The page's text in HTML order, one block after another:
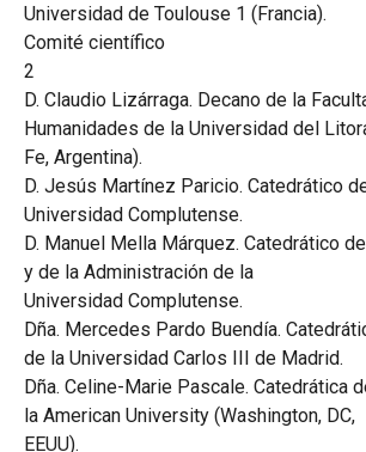
Universidad de Toulouse 1 (Francia).
Comité científico
2
D. Claudio Lizárraga. Decano de la
Humanidades de la Universidad del
Fe, Argentina).
D. Jesús Martínez Paricio. Catedrático
Universidad Complutense.
D. Manuel Mella Márquez. Catedrático
y de la Administración de la
Universidad Complutense.
Dña. Mercedes Pardo Buendía.
de la Universidad Carlos III de Madrid.
Dña. Celine-Marie Pascale. Catedrática
la American University (Washington, DC,
EEUU).